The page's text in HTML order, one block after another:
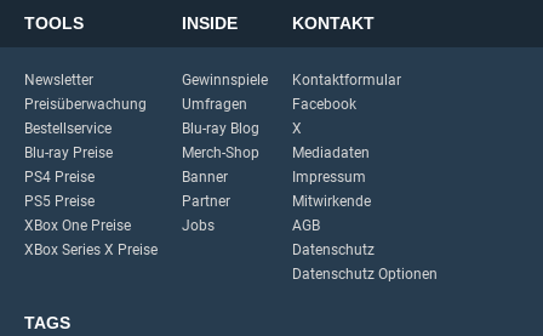
TOOLS
Newsletter
Preisüberwachung
Bestellservice
Blu-ray Preise
PS4 Preise
PS5 Preise
XBox One Preise
XBox Series X Preise
INSIDE
Gewinnspiele
Umfragen
Blu-ray Blog
Merch-Shop
Banner
Partner
Jobs
KONTAKT
Kontaktformular
Facebook
X
Mediadaten
Impressum
Mitwirkende
AGB
Datenschutz
Datenschutz Optionen
TAGS